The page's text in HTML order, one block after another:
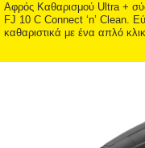
ΑΞΕΣΟΥΑΡ
Αφρός Καθαρισμού Ultra +
FJ 10 C Connect ‘n’ Clean.
καθαριστικά με ένα απλό